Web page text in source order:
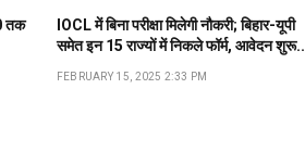
तक
IOCL में बिना परीक्षा मिलेगी नौकरी; बिहार-यूपी
समेत इन 15 राज्यों में निकले फॉर्म, आवेदन शुरू..
FEBRUARY 15, 2025 2:33 PM